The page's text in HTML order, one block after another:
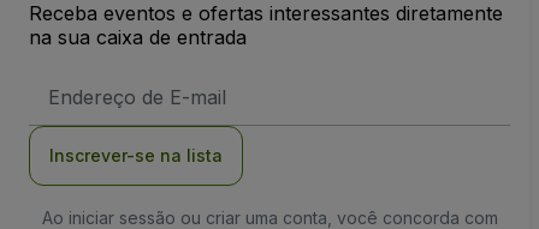
Receba eventos e ofertas interessantes diretamente
na sua caixa de entrada
de
Inscrever-se na lista
Ao iniciar sessão ou criar uma conta, você concorda com